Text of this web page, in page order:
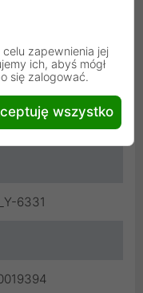
z interfejsu
1.2
6331
celu zapewnienia jej
ich, abyś mógł
się zalogować.
wszystko